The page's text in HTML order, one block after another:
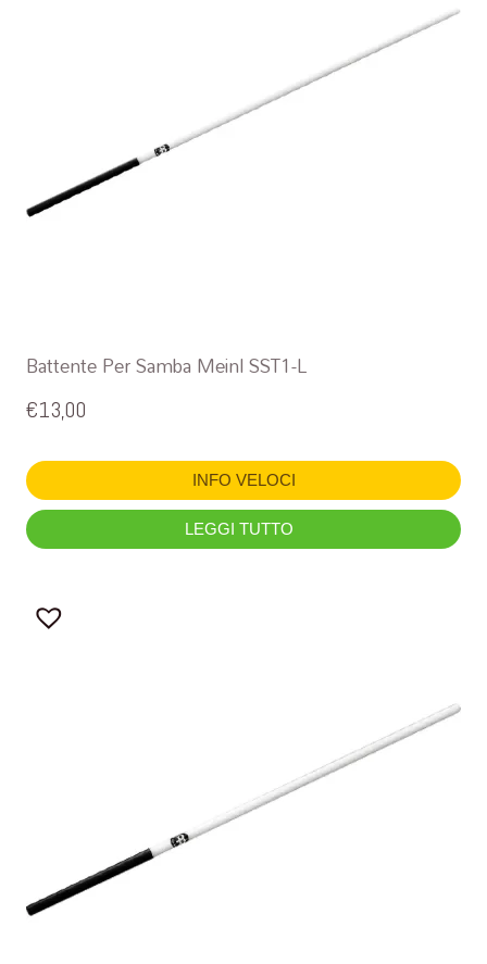
Battente Per Samba Meinl SST1-L
€13,00
INFO VELOCI
LEGGI TUTTO